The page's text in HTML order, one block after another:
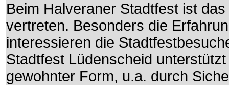
Beim Halveraner Stadtfest ist
vertreten. Besonders die
interessieren die
Stadtfest Lüdenscheid
gewohnter Form, u.a. durch